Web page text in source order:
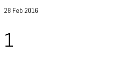
28 Feb 2016
1